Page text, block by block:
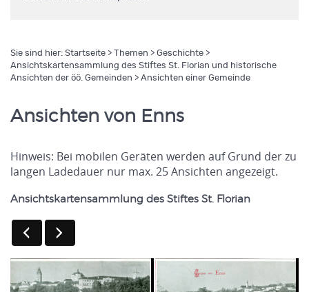
Sie sind hier: Startseite > Themen > Geschichte >
Ansichtskartensammlung des Stiftes St. Florian und historische
Ansichten der öö. Gemeinden > Ansichten einer Gemeinde
Ansichten von Enns
Hinweis: Bei mobilen Geräten werden auf Grund der zu
langen Ladedauer nur max. 25 Ansichten angezeigt.
Ansichtskartensammlung des Stiftes St. Florian